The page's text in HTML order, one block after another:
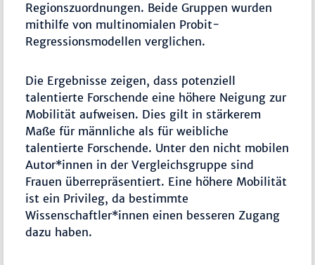
Regionszuordnungen. Beide Gruppen wurden
mithilfe von multinomialen Probit-
Regressionsmodellen verglichen.
Die Ergebnisse zeigen, dass potenziell
talentierte Forschende eine höhere Neigung zur
Mobilität aufweisen. Dies gilt in stärkerem
Maße für männliche als für weibliche
talentierte Forschende. Unter den nicht mobilen
Autor*innen in der Vergleichsgruppe sind
Frauen überrepräsentiert. Eine höhere Mobilität
ist ein Privileg, da bestimmte
Wissenschaftler*innen einen besseren Zugang
dazu haben.